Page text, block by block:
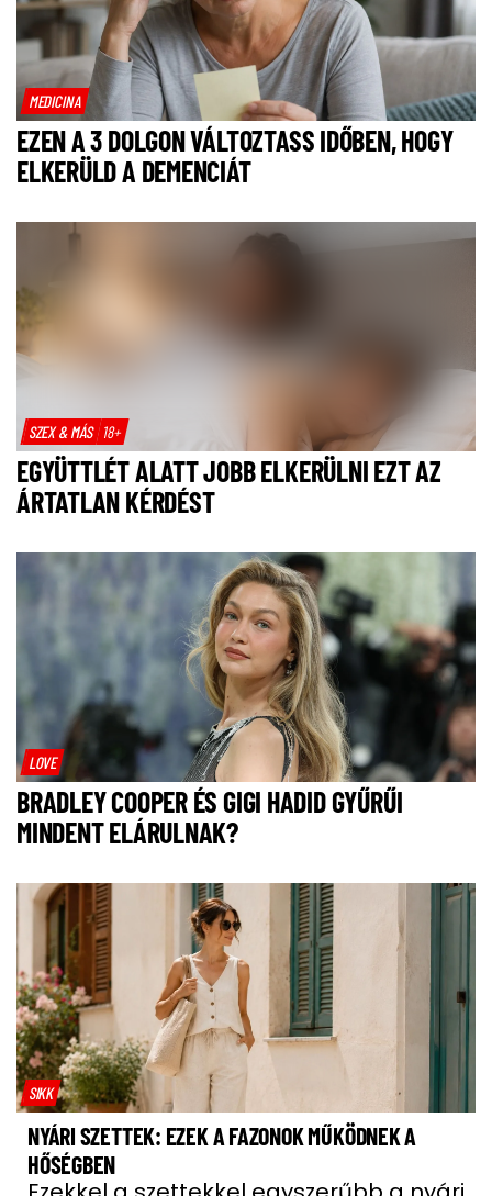
MEDICINA
EZEN A 3 DOLGON VÁLTOZTASS IDŐBEN, HOGY
ELKERÜLD A DEMENCIÁT
SZEX & MÁS 18+
EGYÜTTLÉT ALATT JOBB ELKERÜLNI EZT AZ
ÁRTATLAN KÉRDÉST
LOVE
BRADLEY COOPER ÉS GIGI HADID GYŰRŰI
MINDENT ELÁRULNAK?
SIKK
NYÁRI SZETTEK: EZEK A FAZONOK MŰKÖDNEK A
HŐSÉGBEN